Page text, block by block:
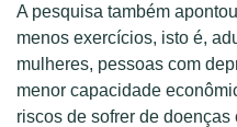
A pesquisa também
menos exercícios, isto é,
mulheres, pessoas com
menor capacidade
riscos de sofrer de